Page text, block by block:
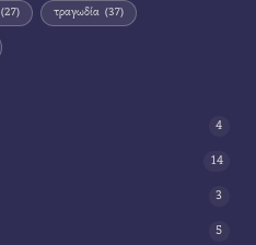
(27) τραγωδία (37)
4
14
3
5